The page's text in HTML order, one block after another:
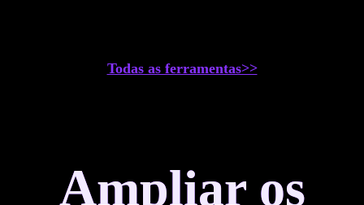
Todas as ferramentas>>
Ampliar os